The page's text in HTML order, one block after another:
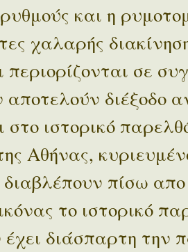
και η
χαλαρής
περιορίζονται σε
διέξοδο
ιστορικό
Αθήνας,
πίσω
το ιστορικό
διάσπαρτη την